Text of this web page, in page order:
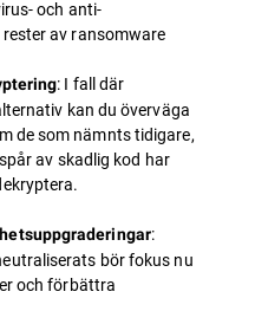
och anti-
av ransomware
: I fall där
kan du överväga
de som nämnts tidigare,
av skadlig kod har
:
bör fokus nu
och förbättra